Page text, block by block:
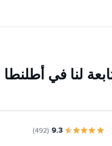
لنا في أطلنطا
9.3
(492)